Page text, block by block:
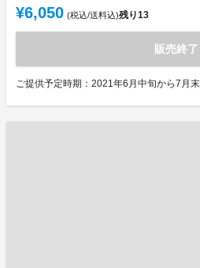
¥6,050 (税込/送料込)残り13
販売終了
ご提供予定時期：2021年6月中旬から7月